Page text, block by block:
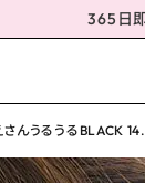
365日
んうるうるBLACK